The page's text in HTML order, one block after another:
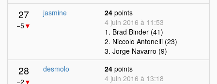
27
−5▼
jasmine 24 points
4 juin 2016 à 11:53
1. Brad Binder (41)
2. Niccolo Antonelli (23)
3. Jorge Navarro (9)
28
−2 ▼
desmolo 24 points
4 juin 2016 à 13:18